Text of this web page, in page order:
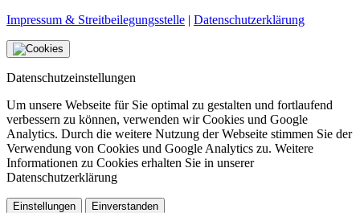
Impressum & Streitbeilegungsstelle | Datenschutzerklärung
Datenschutzeinstellungen
Um unsere Webseite für Sie optimal zu gestalten und fortlaufend
verbessern zu können, verwenden wir Cookies und Google
Analytics. Durch die weitere Nutzung der Webseite stimmen Sie der
Verwendung von Cookies und Google Analytics zu. Weitere
Informationen zu Cookies erhalten Sie in unserer
Datenschutzerklärung
Einstellungen Einverstanden